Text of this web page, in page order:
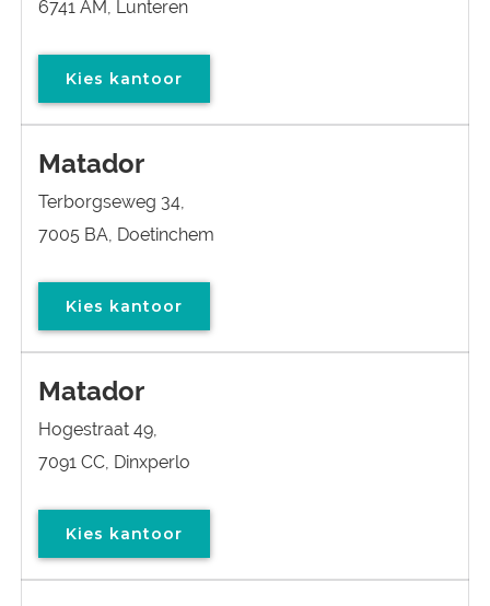
6741 AM, Lunteren
Kies kantoor
Matador
Terborgseweg 34,
7005 BA, Doetinchem
Kies kantoor
Matador
Hogestraat 49,
7091 CC, Dinxperlo
Kies kantoor